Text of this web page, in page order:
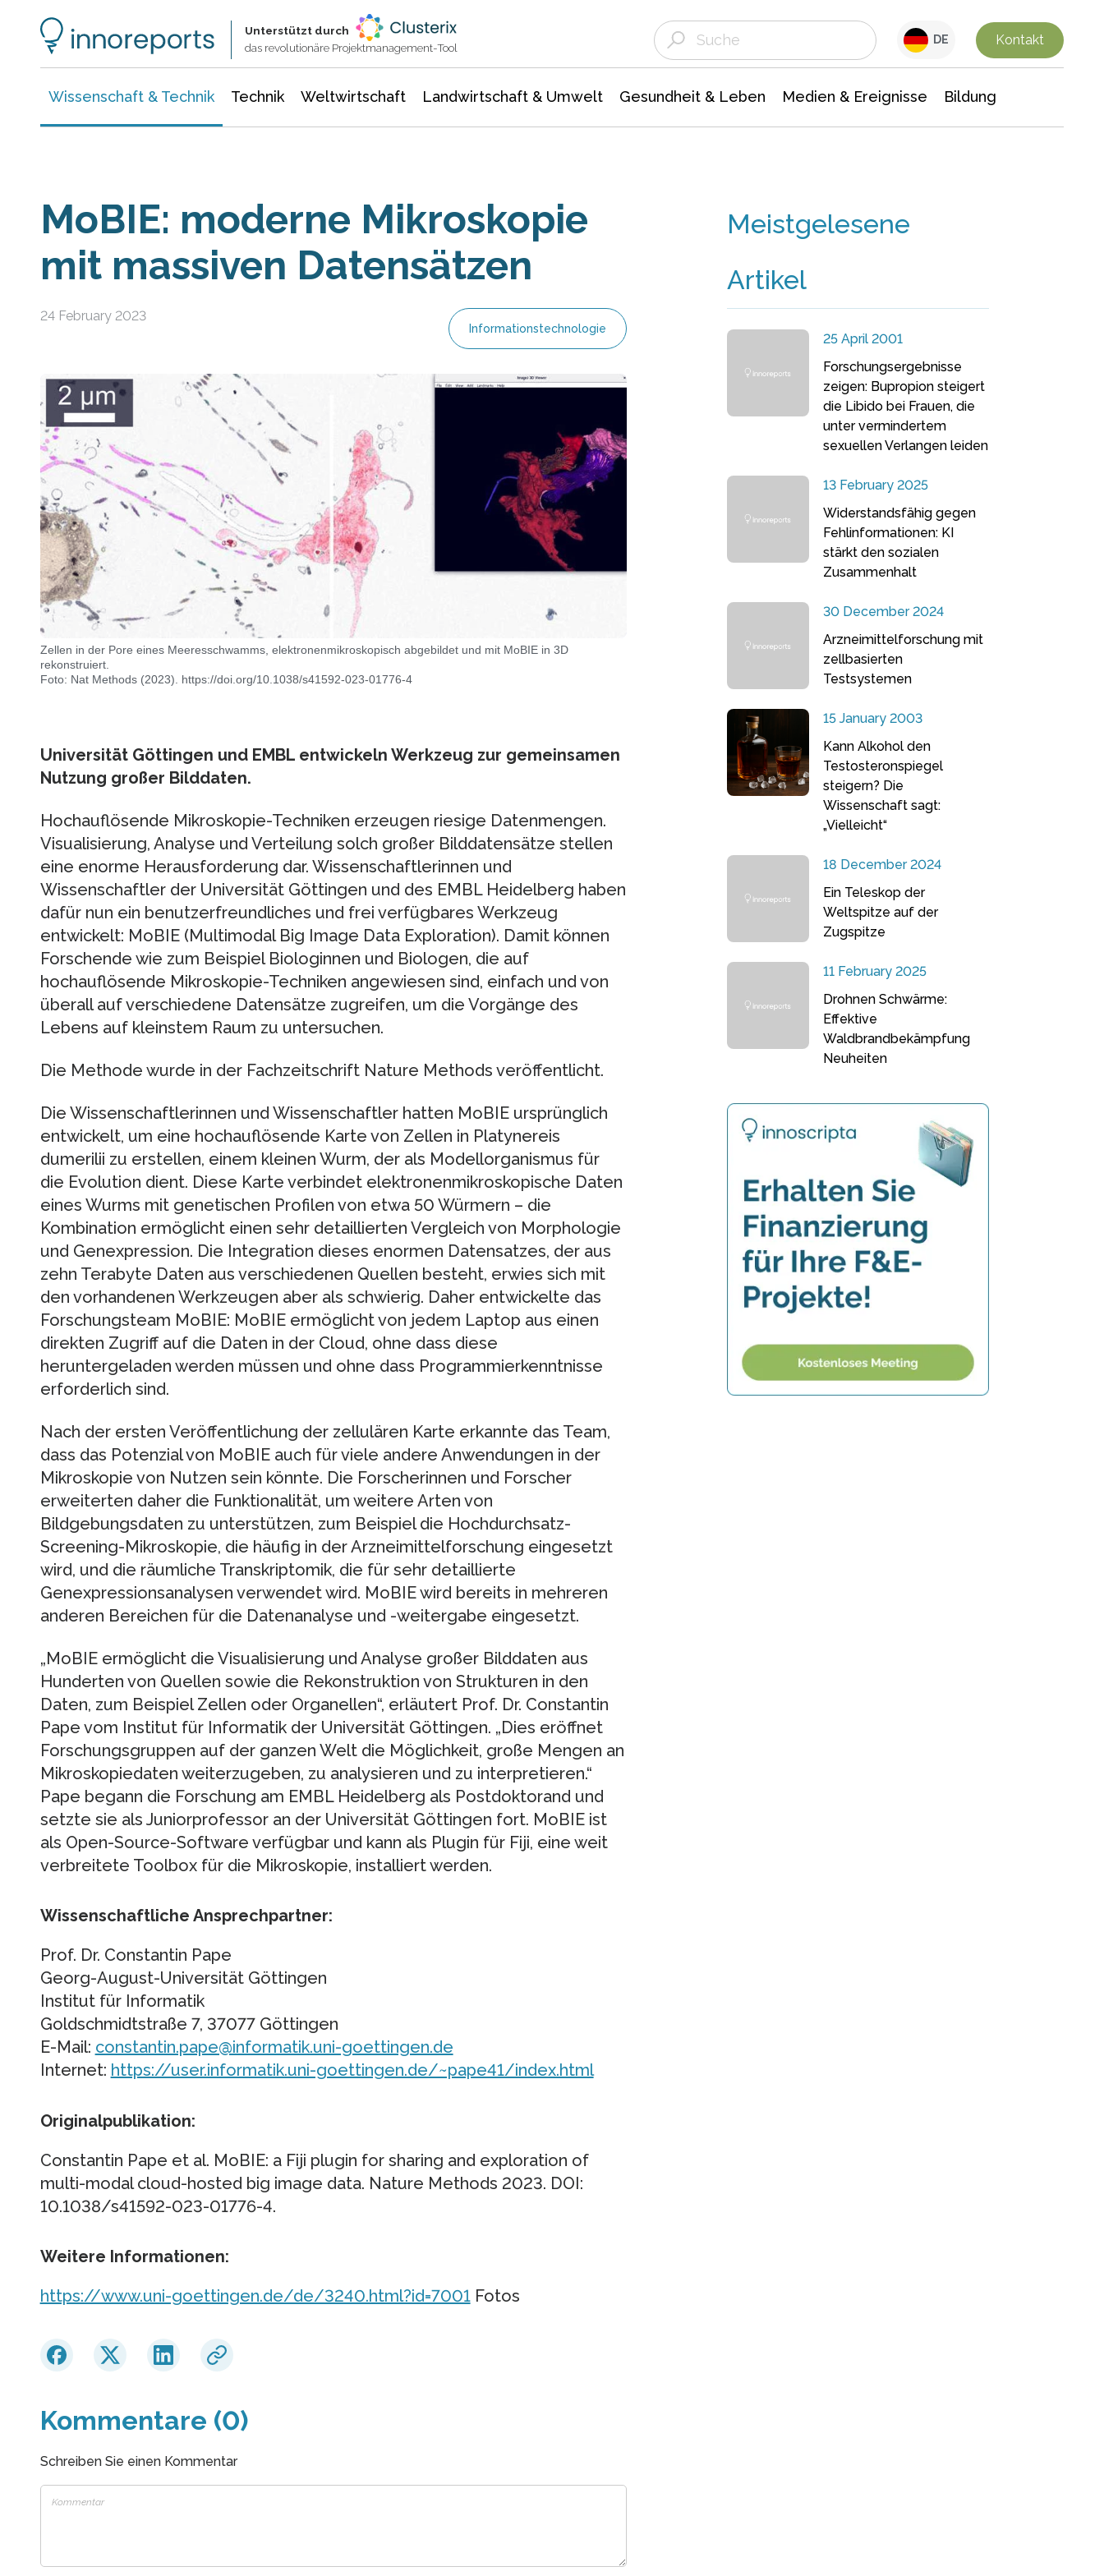
Unterstützt durch
das revolutionäre Projektmanagement-Tool
DE Kontakt
Wissenschaft & Technik Technik Weltwirtschaft Landwirtschaft & Umwelt Gesundheit & Leben Medien & Ereignisse Bildung
MoBIE: moderne Mikroskopie
mit massiven Datensätzen
24 February 2023
Informationstechnologie
Zellen in der Pore eines Meeresschwamms, elektronenmikroskopisch abgebildet und mit MoBIE in 3D
rekonstruiert.
Foto: Nat Methods (2023). https://doi.org/10.1038/s41592-023-01776-4
Universität Göttingen und EMBL entwickeln Werkzeug zur gemeinsamen
Nutzung großer Bilddaten.
Hochauflösende Mikroskopie-Techniken erzeugen riesige Datenmengen.
Visualisierung, Analyse und Verteilung solch großer Bilddatensätze stellen
eine enorme Herausforderung dar. Wissenschaftlerinnen und
Wissenschaftler der Universität Göttingen und des EMBL Heidelberg haben
dafür nun ein benutzerfreundliches und frei verfügbares Werkzeug
entwickelt: MoBIE (Multimodal Big Image Data Exploration). Damit können
Forschende wie zum Beispiel Biologinnen und Biologen, die auf
hochauflösende Mikroskopie-Techniken angewiesen sind, einfach und von
überall auf verschiedene Datensätze zugreifen, um die Vorgänge des
Lebens auf kleinstem Raum zu untersuchen.
Die Methode wurde in der Fachzeitschrift Nature Methods veröffentlicht.
Die Wissenschaftlerinnen und Wissenschaftler hatten MoBIE ursprünglich
entwickelt, um eine hochauflösende Karte von Zellen in Platynereis
dumerilii zu erstellen, einem kleinen Wurm, der als Modellorganismus für
die Evolution dient. Diese Karte verbindet elektronenmikroskopische Daten
eines Wurms mit genetischen Profilen von etwa 50 Würmern – die
Kombination ermöglicht einen sehr detaillierten Vergleich von Morphologie
und Genexpression. Die Integration dieses enormen Datensatzes, der aus
zehn Terabyte Daten aus verschiedenen Quellen besteht, erwies sich mit
den vorhandenen Werkzeugen aber als schwierig. Daher entwickelte das
Forschungsteam MoBIE: MoBIE ermöglicht von jedem Laptop aus einen
direkten Zugriff auf die Daten in der Cloud, ohne dass diese
heruntergeladen werden müssen und ohne dass Programmierkenntnisse
erforderlich sind.
Nach der ersten Veröffentlichung der zellulären Karte erkannte das Team,
dass das Potenzial von MoBIE auch für viele andere Anwendungen in der
Mikroskopie von Nutzen sein könnte. Die Forscherinnen und Forscher
erweiterten daher die Funktionalität, um weitere Arten von
Bildgebungsdaten zu unterstützen, zum Beispiel die Hochdurchsatz-
Screening-Mikroskopie, die häufig in der Arzneimittelforschung eingesetzt
wird, und die räumliche Transkriptomik, die für sehr detaillierte
Genexpressionsanalysen verwendet wird. MoBIE wird bereits in mehreren
anderen Bereichen für die Datenanalyse und -weitergabe eingesetzt.
„MoBIE ermöglicht die Visualisierung und Analyse großer Bilddaten aus
Hunderten von Quellen sowie die Rekonstruktion von Strukturen in den
Daten, zum Beispiel Zellen oder Organellen“, erläutert Prof. Dr. Constantin
Pape vom Institut für Informatik der Universität Göttingen. „Dies eröffnet
Forschungsgruppen auf der ganzen Welt die Möglichkeit, große Mengen an
Mikroskopiedaten weiterzugeben, zu analysieren und zu interpretieren.“
Pape begann die Forschung am EMBL Heidelberg als Postdoktorand und
setzte sie als Juniorprofessor an der Universität Göttingen fort. MoBIE ist
als Open-Source-Software verfügbar und kann als Plugin für Fiji, eine weit
verbreitete Toolbox für die Mikroskopie, installiert werden.
Wissenschaftliche Ansprechpartner:
Prof. Dr. Constantin Pape
Georg-August-Universität Göttingen
Institut für Informatik
Goldschmidtstraße 7, 37077 Göttingen
E-Mail: constantin.pape@informatik.uni-goettingen.de
Internet: https://user.informatik.uni-goettingen.de/~pape41/index.html
Originalpublikation:
Constantin Pape et al. MoBIE: a Fiji plugin for sharing and exploration of
multi-modal cloud-hosted big image data. Nature Methods 2023. DOI:
10.1038/s41592-023-01776-4.
Weitere Informationen:
https://www.uni-goettingen.de/de/3240.html?id=7001Fotos
Kommentare (0)
Schreiben Sie einen Kommentar
Meistgelesene
Artikel
25 April 2001
Forschungsergebnisse
zeigen: Bupropion steigert
die Libido bei Frauen, die
unter vermindertem
sexuellen Verlangen leiden
13 February 2025
Widerstandsfähig gegen
Fehlinformationen: KI
stärkt den sozialen
Zusammenhalt
30 December 2024
Arzneimittelforschung mit
zellbasierten
Testsystemen
15 January 2003
Kann Alkohol den
Testosteronspiegel
steigern? Die
Wissenschaft sagt:
„Vielleicht“
18 December 2024
Ein Teleskop der
Weltspitze auf der
Zugspitze
11 February 2025
Drohnen Schwärme:
Effektive
Waldbrandbekämpfung
Neuheiten